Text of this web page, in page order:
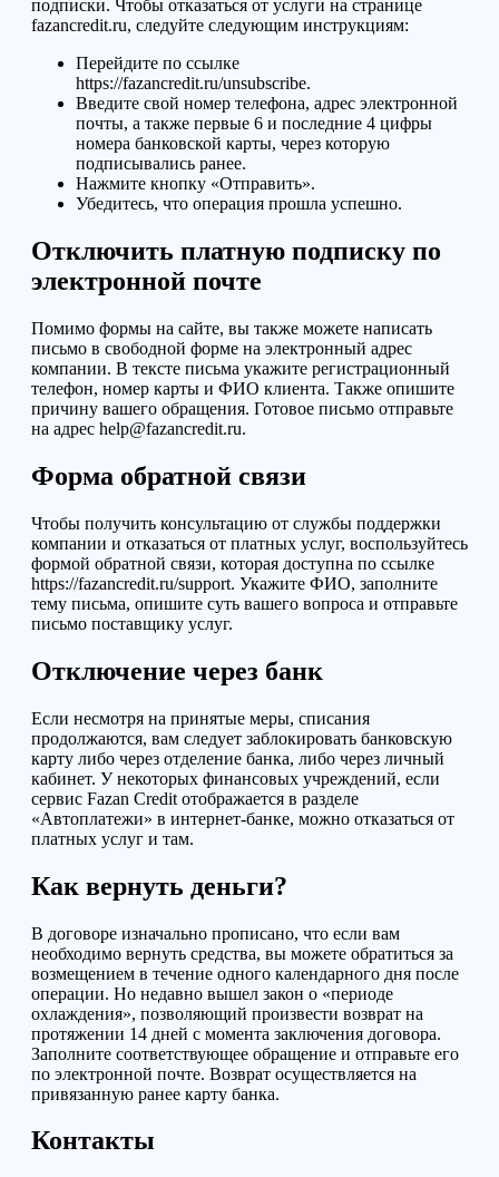
подписки. Чтобы отказаться от услуги на странице
fazancredit.ru, следуйте следующим инструкциям:
Перейдите по ссылке
https://fazancredit.ru/unsubscribe.
Введите свой номер телефона, адрес электронной
почты, а также первые 6 и последние 4 цифры
номера банковской карты, через которую
подписывались ранее.
Нажмите кнопку «Отправить».
Убедитесь, что операция прошла успешно.
Отключить платную подписку по
электронной почте
Помимо формы на сайте, вы также можете написать
письмо в свободной форме на электронный адрес
компании. В тексте письма укажите регистрационный
телефон, номер карты и ФИО клиента. Также опишите
причину вашего обращения. Готовое письмо отправьте
на адрес help@fazancredit.ru.
Форма обратной связи
Чтобы получить консультацию от службы поддержки
компании и отказаться от платных услуг, воспользуйтесь
формой обратной связи, которая доступна по ссылке
https://fazancredit.ru/support. Укажите ФИО, заполните
тему письма, опишите суть вашего вопроса и отправьте
письмо поставщику услуг.
Отключение через банк
Если несмотря на принятые меры, списания
продолжаются, вам следует заблокировать банковскую
карту либо через отделение банка, либо через личный
кабинет. У некоторых финансовых учреждений, если
сервис Fazan Credit отображается в разделе
«Автоплатежи» в интернет-банке, можно отказаться от
платных услуг и там.
Как вернуть деньги?
В договоре изначально прописано, что если вам
необходимо вернуть средства, вы можете обратиться за
возмещением в течение одного календарного дня после
операции. Но недавно вышел закон о «периоде
охлаждения», позволяющий произвести возврат на
протяжении 14 дней с момента заключения договора.
Заполните соответствующее обращение и отправьте его
по электронной почте. Возврат осуществляется на
привязанную ранее карту банка.
Контакты